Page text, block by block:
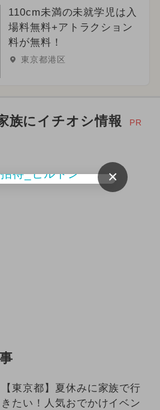
110cm未満の未就学児は入
場料無料+アトラクション
料が無料！
東京都港区
族にイチオシ情報 PR
【東京都】夏休みに家族で行
きたい！人気おでかけイベン
×